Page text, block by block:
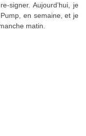
signer. Aujourd’hui, je
en semaine, et je
matin.